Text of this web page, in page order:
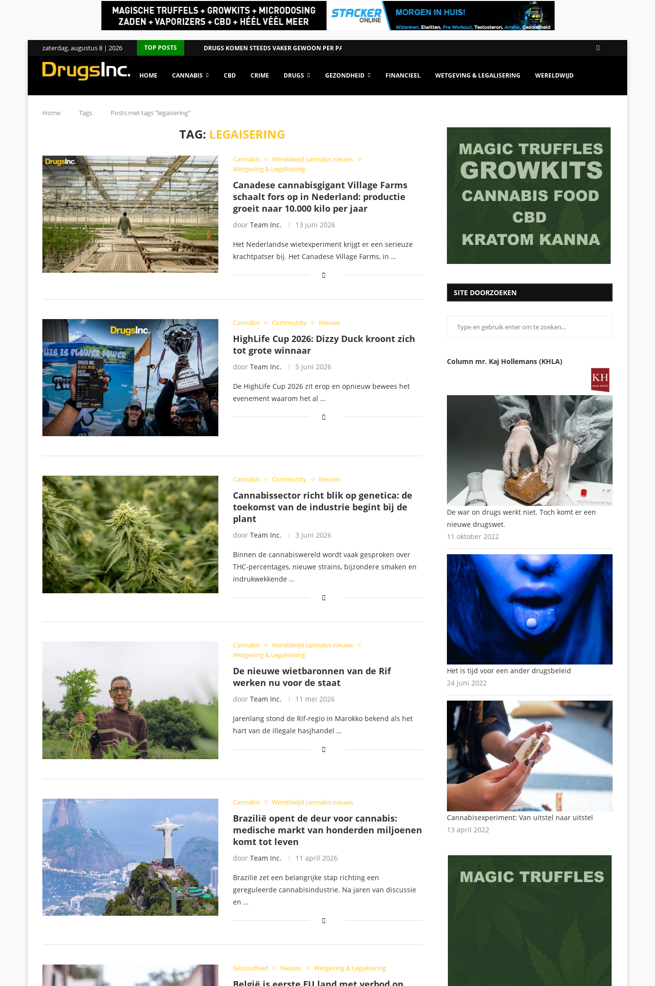
zaterdag, augustus 8 | 2026 TOP POSTS DRUGS KOMEN STEEDS VAKER GEWOON PER PAKKET NEDERLAND...
HOME CANNABIS CBD CRIME DRUGS GEZONDHEID FINANCIEEL WETGEVING & LEGALISERING WERELDWIJD
Home Tags Posts met tags "legaisering"
TAG: LEGAISERING
Cannabis
Wereldwijd cannabis nieuws
Wetgeving & Legalisering
Canadese cannabisgigant Village Farms
schaalt fors op in Nederland: productie
groeit naar 10.000 kilo per jaar
door Team Inc. 13 juni 2026
Het Nederlandse wietexperiment krijgt er een serieuze
krachtpatser bij. Het Canadese Village Farms, in …
Cannabis Community Nieuws
HighLife Cup 2026: Dizzy Duck kroont zich
tot grote winnaar
door Team Inc. 5 juni 2026
De HighLife Cup 2026 zit erop en opnieuw bewees het
evenement waarom het al …
Cannabis Community Nieuws
Cannabissector richt blik op genetica: de
toekomst van de industrie begint bij de
plant
door Team Inc. 3 juni 2026
Binnen de cannabiswereld wordt vaak gesproken over
THC-percentages, nieuwe strains, bijzondere smaken en
indrukwekkende …
Cannabis
Wereldwijd cannabis nieuws
Wetgeving & Legalisering
De nieuwe wietbaronnen van de Rif
werken nu voor de staat
door Team Inc. 11 mei 2026
Jarenlang stond de Rif-regio in Marokko bekend als het
hart van de illegale hasjhandel …
Cannabis Wereldwijd cannabis nieuws
Brazilië opent de deur voor cannabis:
medische markt van honderden miljoenen
komt tot leven
door Team Inc. 11 april 2026
Brazilië zet een belangrijke stap richting een
gereguleerde cannabisindustrie. Na jaren van discussie
en …
Gezondheid Nieuws Wetgeving & Legalisering
SITE DOORZOEKEN
Column mr. Kaj Hollemans (KHLA)
De war on drugs werkt niet. Toch komt er een
nieuwe drugswet.
11 oktober 2022
Het is tijd voor een ander drugsbeleid
24 juni 2022
Cannabisexperiment: Van uitstel naar uitstel
13 april 2022